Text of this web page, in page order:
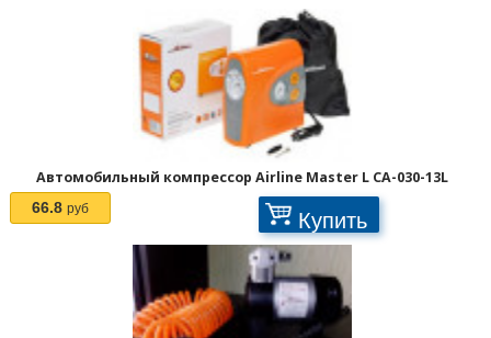
Автомобильный компрессор Airline Master L CA-030-13L
66.8 руб Купить